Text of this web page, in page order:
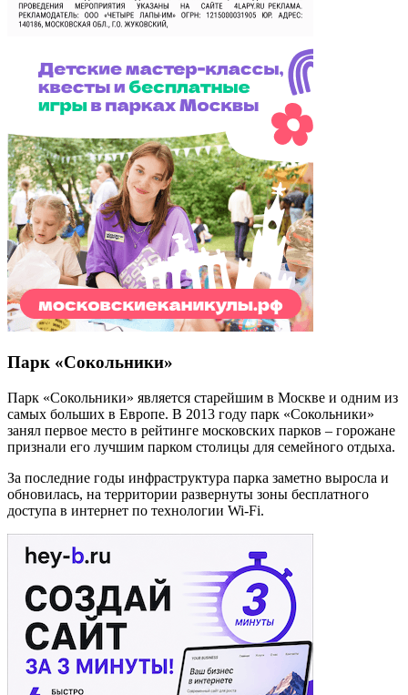
Парк «Сокольники»
Парк «Сокольники» является старейшим в Москве и одним из
самых больших в Европе. В 2013 году парк «Сокольники»
занял первое место в рейтинге московских парков – горожане
признали его лучшим парком столицы для семейного отдыха.
За последние годы инфраструктура парка заметно выросла и
обновилась, на территории развернуты зоны бесплатного
доступа в интернет по технологии Wi-Fi.